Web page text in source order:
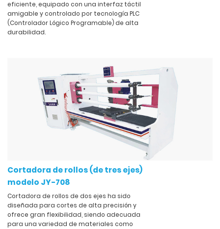
eficiente, equipado con una interfaz táctil
amigable y controlado por tecnología PLC
(Controlador Lógico Programable) de alta
durabilidad.
Cortadora de rollos (de tres ejes)
modelo JY-708
Cortadora de rollos de dos ejes ha sido
diseñada para cortes de alta precisión y
ofrece gran flexibilidad, siendo adecuada
para una variedad de materiales como